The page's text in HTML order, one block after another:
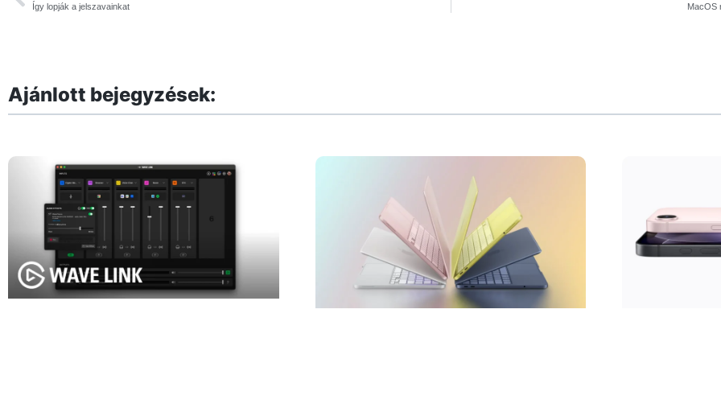
Így lopják a jelszavainkat MacOS
Ajánlott bejegyzések: